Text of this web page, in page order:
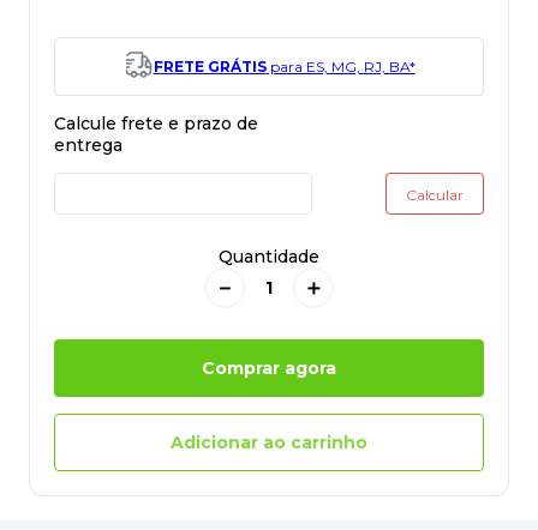
FRETE GRÁTISpara ES, MG, RJ, BA*
Quantidade
＋
－
Comprar agora
Adicionar ao carrinho